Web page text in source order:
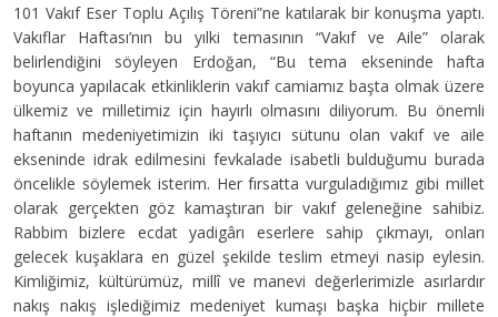
101 Vakıf Eser Toplu Açılış Töreni”ne katılarak bir konuşma yaptı.
Vakıflar Haftası’nın bu yılki temasının “Vakıf ve Aile” olarak
belirlendiğini söyleyen Erdoğan, “Bu tema ekseninde hafta
boyunca yapılacak etkinliklerin vakıf camiamız başta olmak üzere
ülkemiz ve milletimiz için hayırlı olmasını diliyorum. Bu önemli
haftanın medeniyetimizin iki taşıyıcı sütunu olan vakıf ve aile
ekseninde idrak edilmesini fevkalade isabetli bulduğumu burada
öncelikle söylemek isterim. Her fırsatta vurguladığımız gibi millet
olarak gerçekten göz kamaştıran bir vakıf geleneğine sahibiz.
Rabbim bizlere ecdat yadigârı eserlere sahip çıkmayı, onları
gelecek kuşaklara en güzel şekilde teslim etmeyi nasip eylesin.
Kimliğimiz, kültürümüz, millî ve manevi değerlerimizle asırlardır
nakış nakış işlediğimiz medeniyet kumaşı başka hiçbir millete